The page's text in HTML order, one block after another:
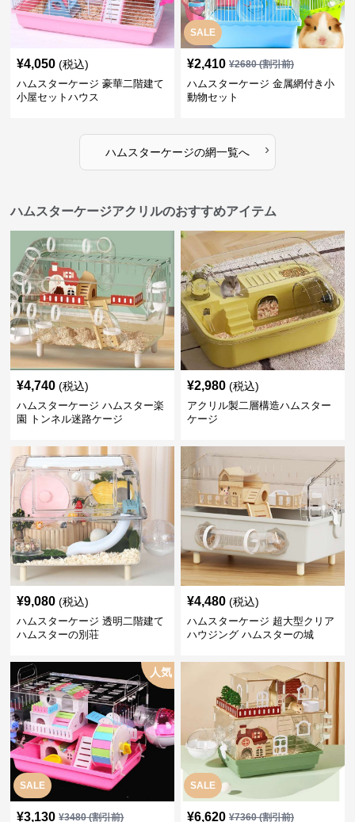
¥4,050 (税込)
ハムスターケージ 豪華二階建て
小屋セットハウス
SALE
¥2,410 ¥2680(割引前)
ハムスターケージ 金属網付き小
動物セット
ハムスターケージの網一覧へ ›
ハムスターケージアクリルのおすすめアイテム
¥4,740 (税込)
ハムスターケージ ハムスター楽
園 トンネル迷路ケージ
¥2,980 (税込)
アクリル製二層構造ハムスター
ケージ
¥9,080 (税込)
ハムスターケージ 透明二階建て
ハムスターの別荘
¥4,480 (税込)
ハムスターケージ 超大型クリア
ハウジング ハムスターの城
SALE
人気
¥3,130 ¥3480(割引前)
SALE
¥6,620 ¥7360(割引前)